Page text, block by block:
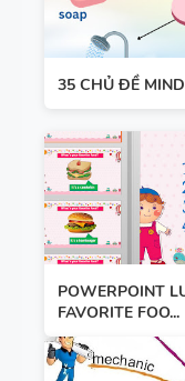
35 CHỦ ĐỀ
POWERPOINT
FAVORITE FOO...